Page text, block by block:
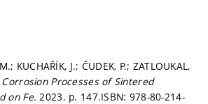
KUCHAŘÍK, J.; ČUDEK, P.; ZATLOUKAL,
Corrosion Processes of Sintered
on Fe.2023. p. 147.ISBN: 978-80-214-